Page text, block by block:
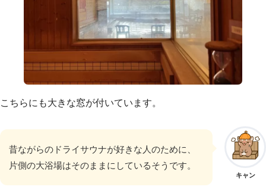
こちらにも大きな窓が付いています。
キャン
昔ながらのドライサウナが好きな人のために、
片側の大浴場はそのままにしているそうです。